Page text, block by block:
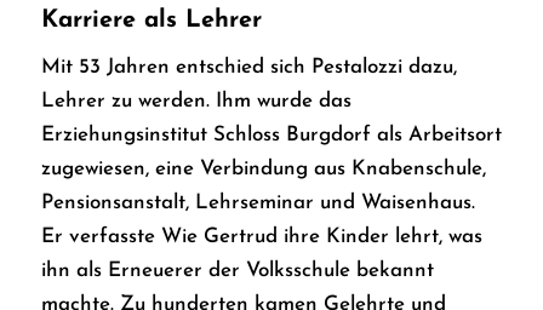
Karriere als Lehrer
Mit 53 Jahren entschied sich Pestalozzi dazu,
Lehrer zu werden. Ihm wurde das
Erziehungsinstitut Schloss Burgdorf als Arbeitsort
zugewiesen, eine Verbindung aus Knabenschule,
Pensionsanstalt, Lehrseminar und Waisenhaus.
Er verfasste Wie Gertrud ihre Kinder lehrt, was
ihn als Erneuerer der Volksschule bekannt
machte. Zu hunderten kamen Gelehrte und